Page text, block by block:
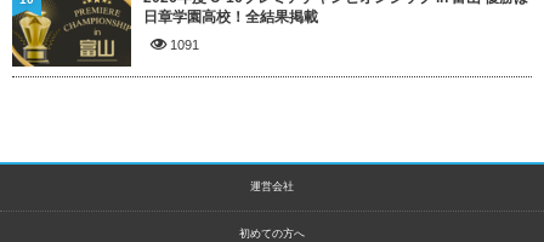
日章学園高校！全結果掲載
1091
運営会社
初めての方へ